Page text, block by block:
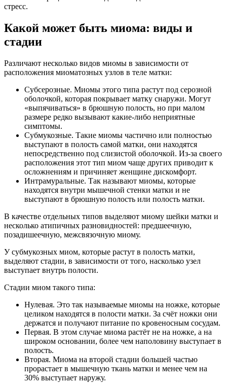
стресс.
Какой может быть миома: виды и
стадии
Различают несколько видов миомы в зависимости от
расположения миоматозных узлов в теле матки:
Субсерозные. Миомы этого типа растут под серозной
оболочкой, которая покрывает матку снаружи. Могут
«выпячиваться» в брюшную полость, но при малом
размере редко вызывают какие-либо неприятные
симптомы.
Субмукозные. Такие миомы частично или полностью
выступают в полость самой матки, они находятся
непосредственно под слизистой оболочкой. Из-за своего
расположения этот тип миом чаще других приводит к
осложнениям и причиняет женщине дискомфорт.
Интрамуральные. Так называют миомы, которые
находятся внутри мышечной стенки матки и не
выступают в брюшную полость или полость матки.
В качестве отдельных типов выделяют миому шейки матки и
несколько атипичных разновидностей: предшеечную,
позадишеечную, межсвязочную миому.
У субмукозных миом, которые растут в полость матки,
выделяют стадии, в зависимости от того, насколько узел
выступает внутрь полости.
Стадии миом такого типа:
Нулевая. Это так называемые миомы на ножке, которые
целиком находятся в полости матки. За счёт ножки они
держатся и получают питание по кровеносным сосудам.
Первая. В этом случае миома растёт не на ножке, а на
широком основании, более чем наполовину выступает в
полость.
Вторая. Миома на второй стадии большей частью
прорастает в мышечную ткань матки и менее чем на
30% выступает наружу.